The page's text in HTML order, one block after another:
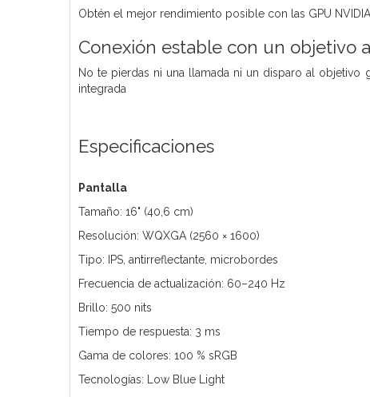
Obtén el mejor rendimiento posible con las GPU
Conexión estable con un objetivo
No te pierdas ni una llamada ni un disparo al objetivo
integrada
Especificaciones
Pantalla
Tamaño: 16" (40,6 cm)
Resolución: WQXGA (2560 × 1600)
Tipo: IPS, antirreflectante, microbordes
Frecuencia de actualización: 60–240 Hz
Brillo: 500 nits
Tiempo de respuesta: 3 ms
Gama de colores: 100 % sRGB
Tecnologías: Low Blue Light